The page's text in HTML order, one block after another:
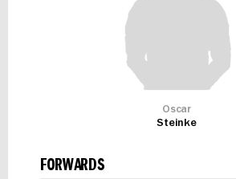
Oscar
Steinke
FORWARDS